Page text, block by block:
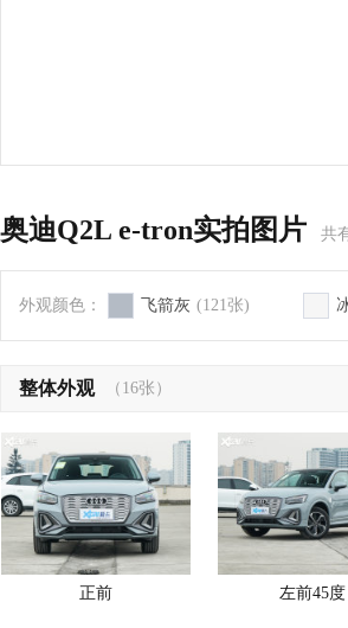
奥迪Q2L e-tron实拍图片 共
外观颜色： 飞箭灰 (121张)
整体外观 （16张）
正前 左前45度